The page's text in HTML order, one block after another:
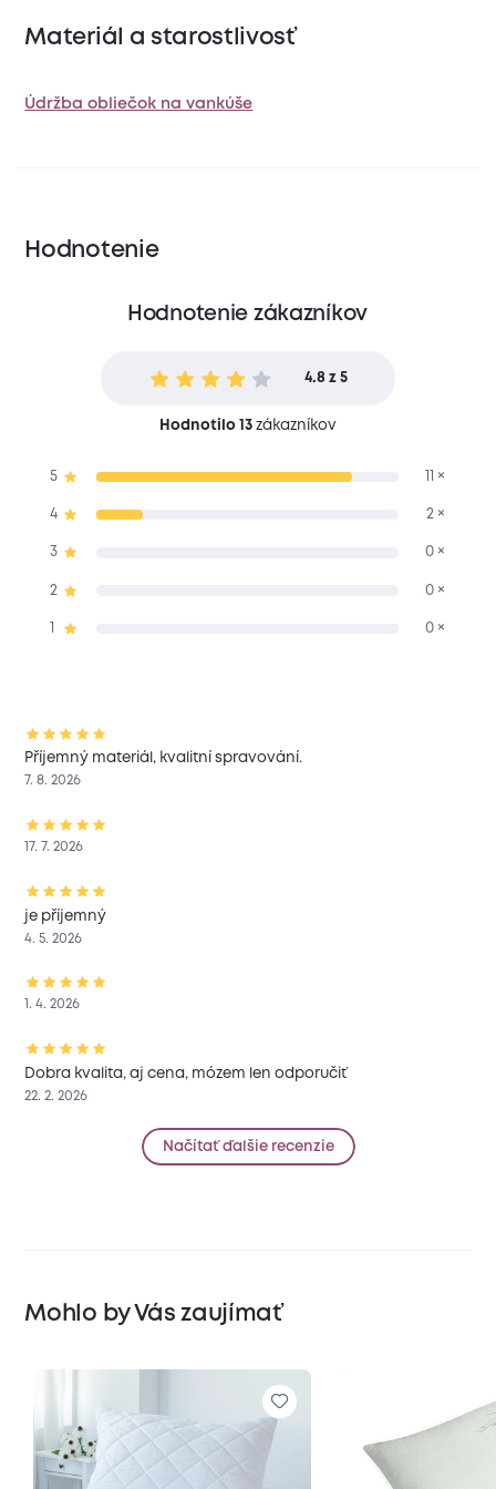
Materiál a starostlivosť
Údržba obliečok na vankúše
Hodnotenie
Hodnotenie zákazníkov
4.8 z 5
Hodnotilo 13zákazníkov
5 11 ×
4 2 ×
3 0 ×
2 0 ×
0 ×
Příjemný materiál, kvalitní spravování.
7. 8. 2026
17. 7. 2026
je příjemný
4. 5. 2026
1. 4. 2026
Dobra kvalita, aj cena, mózem len odporučiť
22. 2. 2026
Načítať ďalšie recenzie
Mohlo by Vás zaujímať